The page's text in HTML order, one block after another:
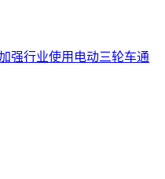
强行业使用电动三轮车通